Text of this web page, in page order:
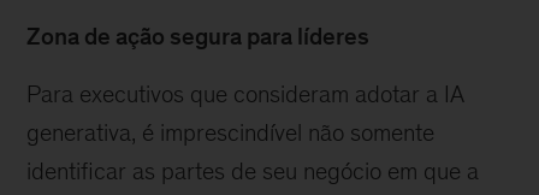
Zona de ação segura para líderes
Para executivos que consideram adotar a IA
generativa, é imprescindível não somente
identificar as partes de seu negócio em que a